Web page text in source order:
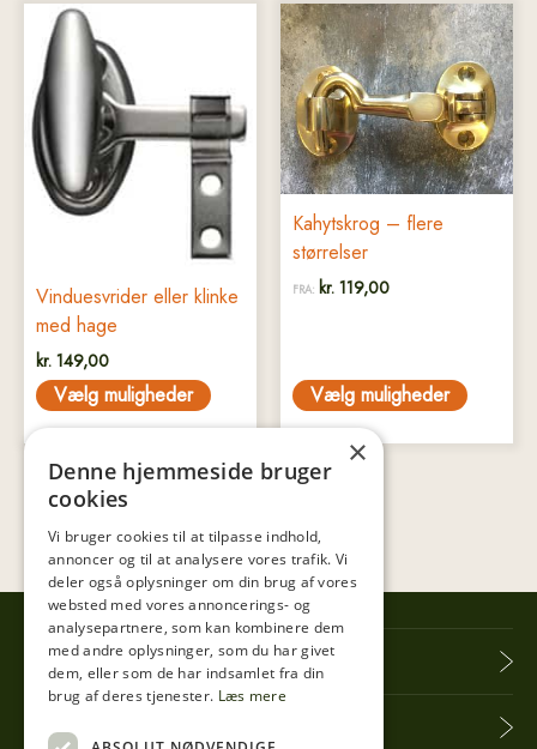
Vinduesvrider eller klinke
med hage
kr. 149,00
Vælg muligheder
Dette
vare
har
flere
varianter.
Mulighederne
kan
vælges
Kahytskrog – flere
størrelser
FRA: kr. 119,00
Vælg muligheder
Dette
vare
har
flere
varianter.
Mulighederne
kan
vælges
på
varesiden
Tibberup Høkeren
Information
×
Denne hjemmeside bruger
cookies
Vi bruger cookies til at tilpasse indhold,
annoncer og til at analysere vores trafik. Vi
deler også oplysninger om din brug af vores
websted med vores annoncerings- og
analysepartnere, som kan kombinere dem
med andre oplysninger, som du har givet
dem, eller som de har indsamlet fra din
brug af deres tjenester. Læs mere